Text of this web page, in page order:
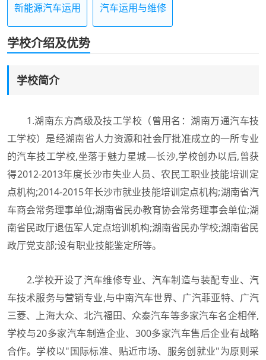
新能源汽车运用
汽车运用与维修
学校介绍及优势
学校简介
1.湖南东方高级及技工学校（曾用名：湖南万通汽车技
工学校）是经湖南省人力资源和社会厅批准成立的一所专业
的汽车技工学校,坐落于魅力星城—长沙,学校创办以后,曾获
得2012-2013年度长沙市失业人员、农民工职业技能培训定
点机构;2014-2015年长沙市就业技能培训定点机构;湖南省汽
车商会常务理事单位;湖南省民办教育协会常务理事会单位;湖
南省民政厅退伍军人定点培训机构;湖南省民办学校;湖南省民
政厅党支部;设有职业技能鉴定所等。
2.学校开设了汽车维修专业、汽车制造与装配专业、汽
车技术服务与营销专业,与中南汽车世界、广汽菲亚特、广汽
三菱、上海大众、北汽福田、众泰汽车等多家汽车名企相伴,
学校与20多家汽车制造企业、300多家汽车售后企业有战略
合作。学校以"国际标准、贴近市场、服务创就业"为原则采